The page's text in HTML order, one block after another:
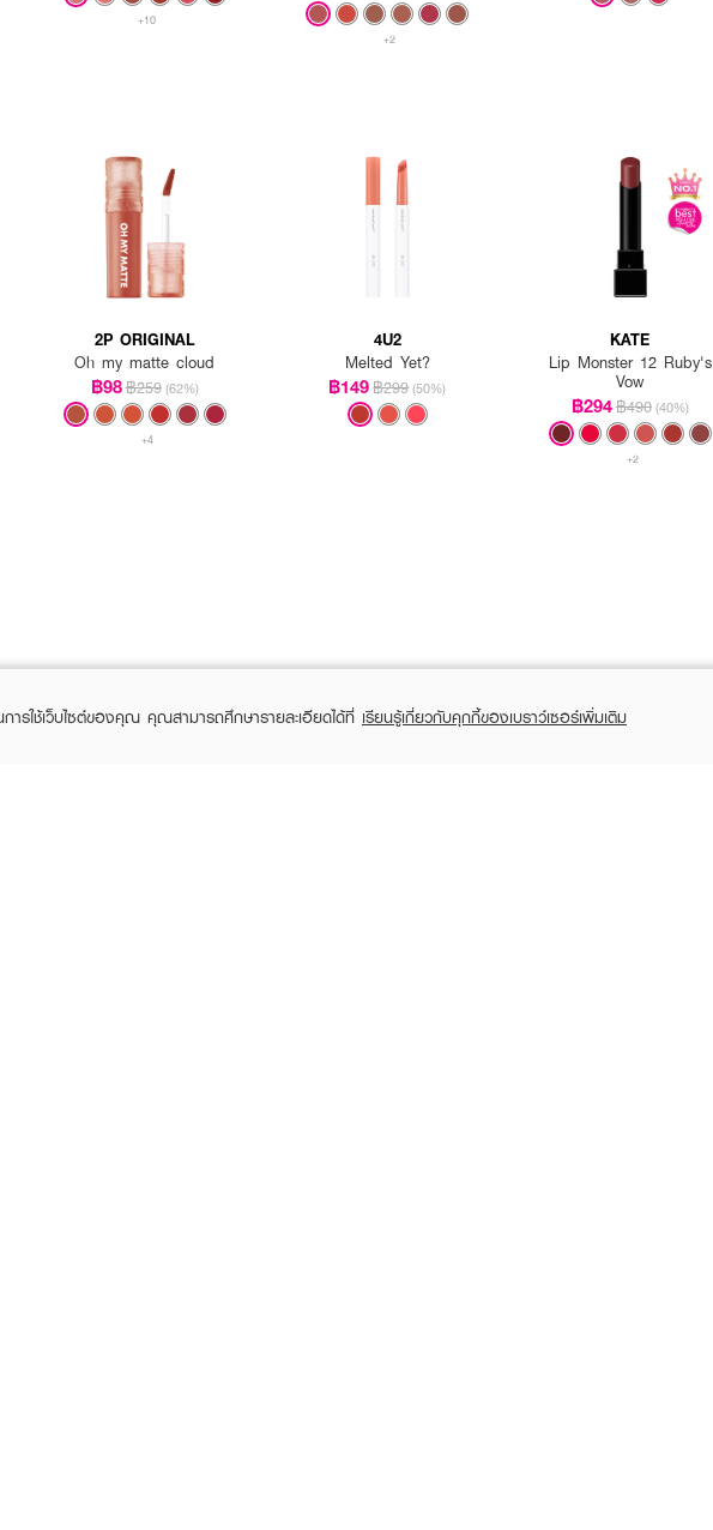
+10
+2
2P ORIGINAL
Oh my matte cloud
฿98฿259 (62%)
+4
4U2
Melted Yet?
฿149฿299 (50%)
KATE
Lip Monster 12 Ruby's
Vow
฿294฿490 (40%)
+2
ารใช้เว็บไซต์ของคุณ คุณสามารถศึกษารายละเอียดได้ที่ เรียนรู้เกี่ยวกับคุกกี้ของเบราว์เซอร์เพิ่มเติม